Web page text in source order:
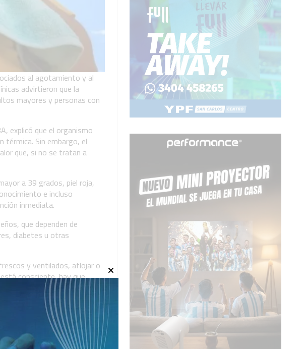
al agotamiento y al
advirtieron que la
mayores y personas con
explicó que el organismo
térmica. Sin embargo, el
que, si no se tratan a
a 39 grados, piel roja,
e incluso
inmediata.
que dependen de
diabetes u otras
y ventilados, aflojar o
consciente, hay que
dos litros de agua por día
una alimentación liviana,
y extremar cuidados con